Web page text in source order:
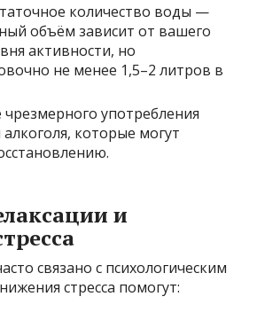
количество воды —
объём зависит от вашего
активности, но
не менее 1,5–2 литров в
чрезмерного употребления
которые могут
и
связано с психологическим
стресса помогут: